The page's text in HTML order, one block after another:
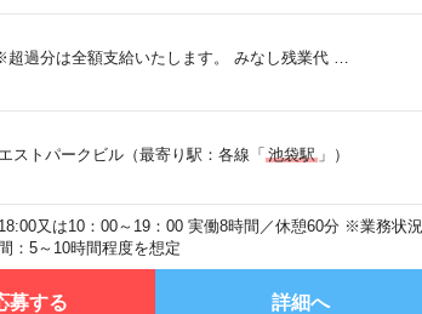
過分は全額支給いたします。 みなし残業代 …
ストパークビル（最寄り駅：各線「池袋駅」）
又は10：00～19：00 実働8時間／休憩60分 ※業務状況
：5～10時間程度を想定
募する 詳細へ